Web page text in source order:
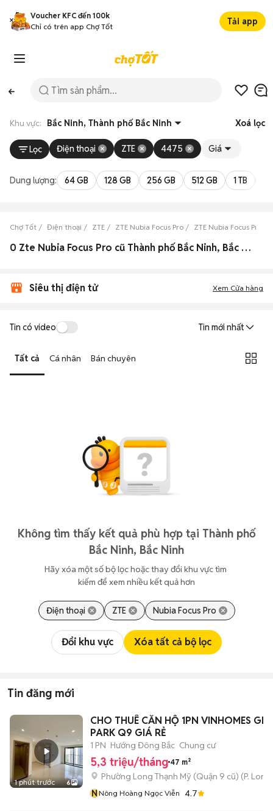
Voucher KFC đến 100k
Chỉ có trên app Chợ Tốt
Tải app
Khu vực: Bắc Ninh, Thành phố Bắc Ninh Xoá lọc
Lọc Điện thoại ZTE 4475 Giá
Dung lượng: 64 GB 128 GB 256 GB 512 GB 1 TB
Chợ Tốt Điện thoại ZTE ZTE Nubia Focus Pro ZTE Nubia Focus Pro
0 Zte Nubia Focus Pro cũ Thành phố Bắc Ninh, Bắc Ninh đẹp
Siêu thị điện tử Xem Cửa hàng
Tin có video Tin mới nhất
Tất cả Cá nhân Bán chuyên
Không tìm thấy kết quả phù hợp tại Thành phố
Bắc Ninh, Bắc Ninh
Hãy xóa một số bộ lọc hoặc thay đổi khu vực tìm
kiếm để xem nhiều kết quả hơn
Điện thoại ZTE Nubia Focus Pro
Đổi khu vực Xóa tất cả bộ lọc
Tin đăng mới
1 phút trước 6
CHO THUÊ CĂN HỘ 1PN VINHOMES
PARK Q9 GIÁ RẺ
1 PN Hướng Đông Bắc Chung cư
5,3 triệu/tháng 47 m²
Phường Long Thạnh Mỹ (Quận 9 cũ) (P.
NNông Hoàng Ngọc Viễn 4.7